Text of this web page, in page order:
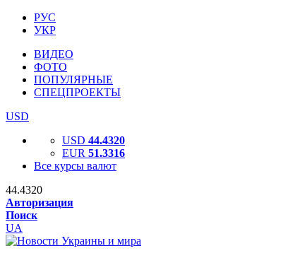
РУС
УКР
ВИДЕО
ФОТО
ПОПУЛЯРНЫЕ
СПЕЦПРОЕКТЫ
USD
USD 44.4320
EUR 51.3316
Все курсы валют
44.4320
Авторизация
Поиск
UA